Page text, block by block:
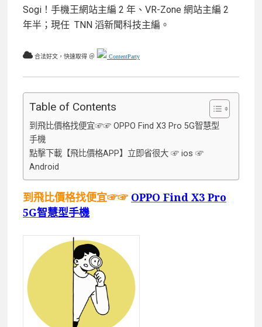
Sogi！手機王網站主編 2 年、VR-Zone 網站主編 2
年半；現任 TNN 滔新聞科技主編。
合法好文，快速取得 ＠ ContentParty
Table of Contents
到飛比價格找便宜☞☞ OPPO Find X3 Pro 5G智慧型
手機
點擊下載【飛比價格APP】立即省很大 ☞ ios ☞
Android
到飛比價格找便宜☞☞ OPPO Find X3 Pro
5G智慧型手機